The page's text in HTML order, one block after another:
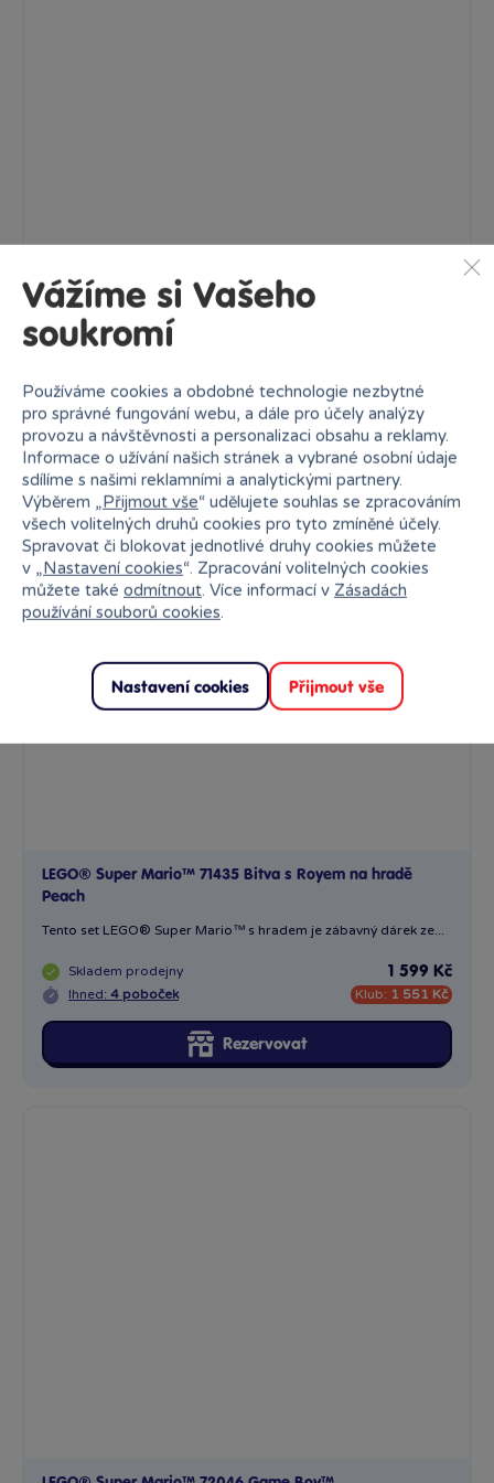
LEGO® Super Mario™ 71436 King Boo a strašidelné sídlo
Tato figurka Nintendo® představuje skvělý strašidelný dárek...
Ihned: 3 poboček Klub:1 842 Kč
Rezervovat
Doprava zdarma
LEGO® Super Mario™ 71435 Bitva s Royem na hradě
Peach
Tento set LEGO® Super Mario™ s hradem je zábavný dárek ze...
Skladem prodejny
Ihned: 4 poboček
1 599 Kč
Klub: 1 551 Kč
Rezervovat
Vážíme si Vašeho
soukromí
Používáme cookies a obdobné technologie nezbytné
pro správné fungování webu, a dále pro účely analýzy
provozu a návštěvnosti a personalizaci obsahu a reklamy.
Informace o užívání našich stránek a vybrané osobní údaje
sdílíme s našimi reklamními a analytickými partnery.
Výběrem „Přijmout vše“ udělujete souhlas se zpracováním
všech volitelných druhů cookies pro tyto zmíněné účely.
Spravovat či blokovat jednotlivé druhy cookies můžete
v „Nastavení cookies“. Zpracování volitelných cookies
můžete také odmítnout. Více informací v Zásadách
používání souborů cookies.
Nastavení cookies Přijmout vše